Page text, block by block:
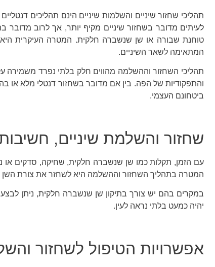
תהליכי שחזור שיניים והשלמות שיניים הינם תהליכים
לעיתים מדובר בשחזור שיניים מקיף יותר, אך לרוב
טוחנת שבורה או שן שנשברה חלקית. המטרה העיקרית
המתאימה לשאר השיניים.
תהליכי השחזור וההשלמה מהווים חלק בלתי נפרד משמירה
והתפקודיות של הפה. בין אם מדובר בשחזור דנטלי מלא או
ביטחונם העצמי.
שחזור והשלמת שיניים,
עם הזמן, תקלות כמו שן שנשברה חלקית, שחיקה, סדקים או
המטרה בתהליך השחזור וההשלמה היא לשחזר את צורת השן
במקרים בהם יש צורך בתיקון שן שנשברה חלקית, ניתן
יהיה כמעט בלתי נראה לעין.
אפשרויות הטיפול לשחזור